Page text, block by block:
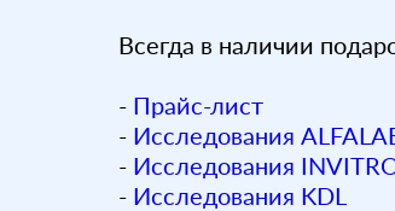
Всегда в наличии
- Прайс-лист
- Исследования
- Исследования
- Исследования KDL